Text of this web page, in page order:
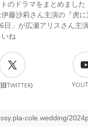
のドラマをまとめまし
藤沙莉さん主演の『虎
日」が広瀬アリスさん主
ね
旧Twitter)
cole.wedding/